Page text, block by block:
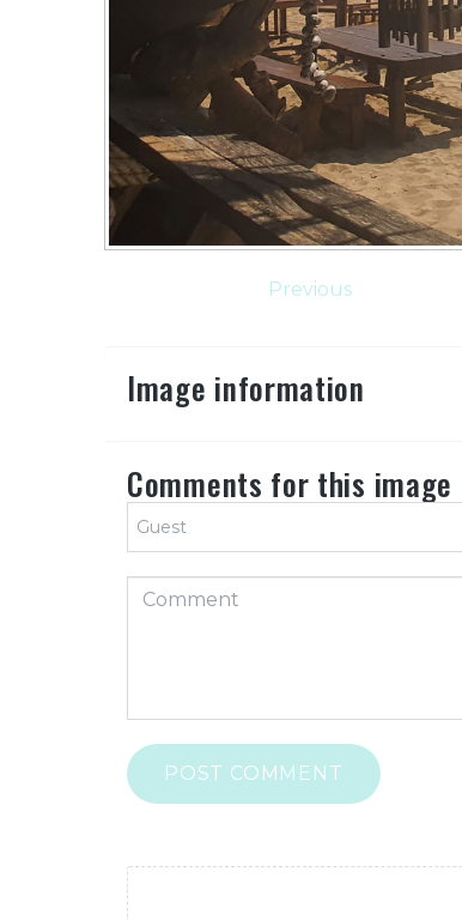
Previous
Image information
Comments for this image
POST COMMENT